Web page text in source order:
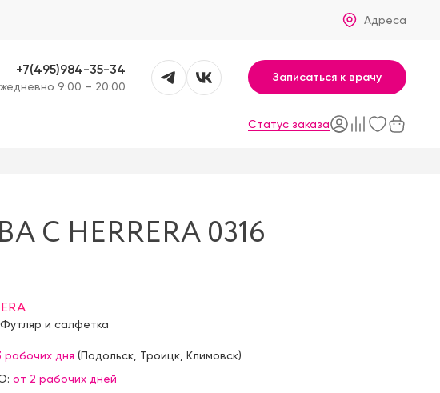
Адреса
+7(495)984-35-34
9:00 – 20:00
Записаться к врачу
Статус заказа
C HERRERA 0316
Футляр и салфетка
рабочих дня (Подольск, Троицк, Климовск)
от 2 рабочих дней